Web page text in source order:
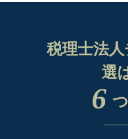
税理士法
選
6